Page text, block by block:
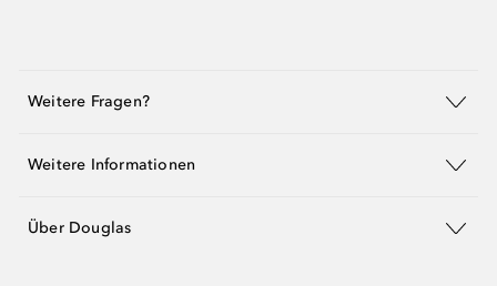
Weitere Fragen?
Weitere Informationen
Über Douglas